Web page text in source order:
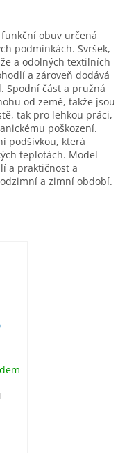
obuv určená
podmínkách. Svršek,
a odolných textilních
a zároveň dodává
Spodní část a pružná
od země, takže jsou
tak pro lehkou práci,
poškození.
podšívkou, která
teplotách. Model
a praktičnost a
a zimní období.